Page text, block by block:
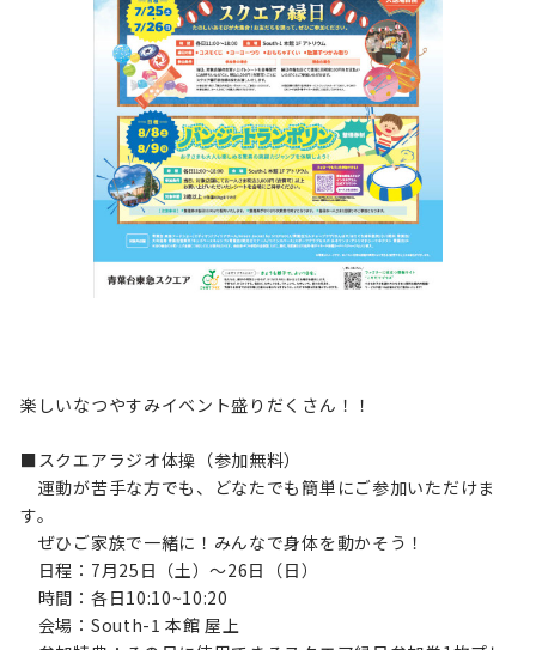
楽しいなつやすみイベント盛りだくさん！！
■スクエアラジオ体操（参加無料）
運動が苦手な方でも、どなたでも簡単にご参加いただけま
す。
ぜひご家族で一緒に！みんなで身体を動かそう！
日程：7月25日（土）～26日（日）
時間：各日10:10~10:20
会場：South-1 本館 屋上